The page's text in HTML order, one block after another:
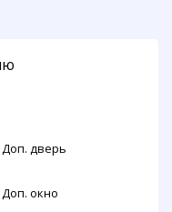
Доп. дверь
Доп. окно